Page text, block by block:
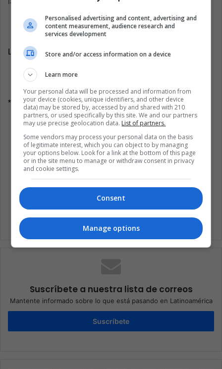
LatinAmerican Post | Freddy González
* La opinión del redactor no representa la del medio
Escucha éste artículo
Suscríbete a nuestra lista de correos
Mantente informado sobre lo que está pasando en Latinoamérica
Suscríbete
Personalised advertising and content, advertising and
content measurement, audience research and
services development
Store and/or access information on a device
Learn more
Your personal data will be processed and information from
your device (cookies, unique identifiers, and other device
data) may be stored by, accessed by and shared with 210
partners, or used specifically by this site. We and our partners
may use precise geolocation data. List of partners.
Some vendors may process your personal data on the basis
of legitimate interest, which you can object to by managing
your options below. Look for a link at the bottom of this page
or in the site menu to manage or withdraw consent in privacy
and cookie settings.
Consent
Manage options